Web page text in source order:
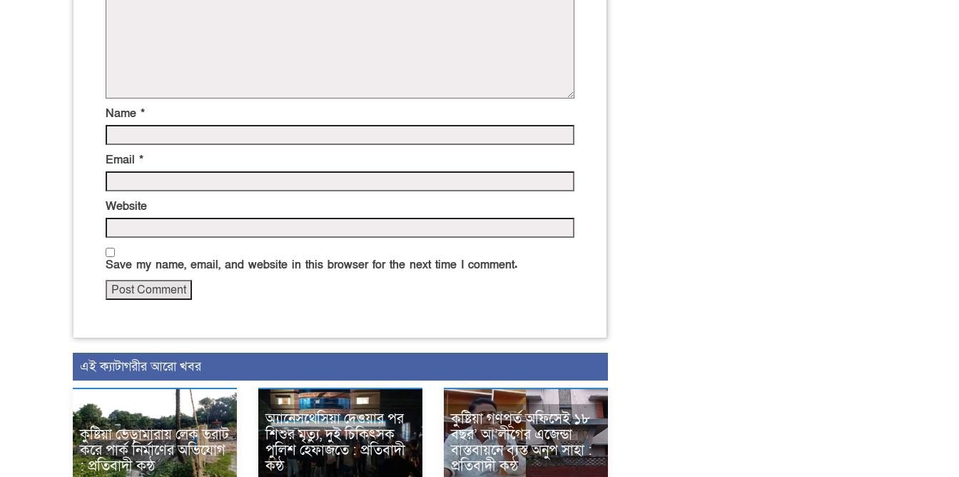
Name *
Email *
Website
Save my name, email, and website in this browser for the next time I comment.
এই ক্যাটাগরীর আরো খবর
কুষ্টিয়া ভেড়ামারায় লেক ভরাট
করে পার্ক নির্মাণের অভিযোগ
: প্রতিবাদী কন্ঠ
অ্যানেসথেসিয়া দেওয়ার পর
শিশুর মৃত্যু, দুই চিকিৎসক
পুলিশ হেফাজতে : প্রতিবাদী
কন্ঠ
কুষ্টিয়া গণপূর্ত অফিসেই ১৮
বছর’ আ’লীগের এজেন্ডা
বাস্তবায়নে ব্যস্ত অনুপ সাহা :
প্রতিবাদী কন্ঠ